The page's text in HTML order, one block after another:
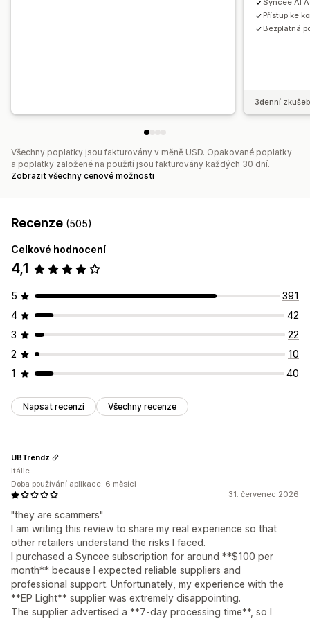
Syncee AI
Přístup ke
Bezplatná
3denní
Všechny poplatky jsou fakturovány v měně USD. Opakované poplatky
a poplatky založené na použití jsou fakturovány každých 30 dní.
Zobrazit všechny cenové možnosti
Recenze (505)
Celkové hodnocení
4,1
5
391
4
42
3
22
2
10
1
40
Napsat recenzi Všechny recenze
31. červenec 2026
"they are scammers"
I am writing this review to share my real experience so that
other retailers understand the risks I faced.
I purchased a Syncee subscription for around **$100 per
month** because I expected reliable suppliers and
professional support. Unfortunately, my experience with the
**EP Light** supplier was extremely disappointing.
The supplier advertised a **7-day processing time**, so I
UBTrendz
Itálie
Doba používání aplikace: 6 měsíci